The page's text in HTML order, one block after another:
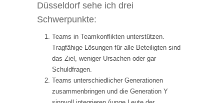
Düsseldorf sehe ich drei
Schwerpunkte:
Teams in Teamkonflikten unterstützen.
Tragfähige Lösungen für alle Beteiligten sind
das Ziel, weniger Ursachen oder gar
Schuldfragen.
Teams unterschiedlicher Generationen
zusammenbringen und die Generation Y